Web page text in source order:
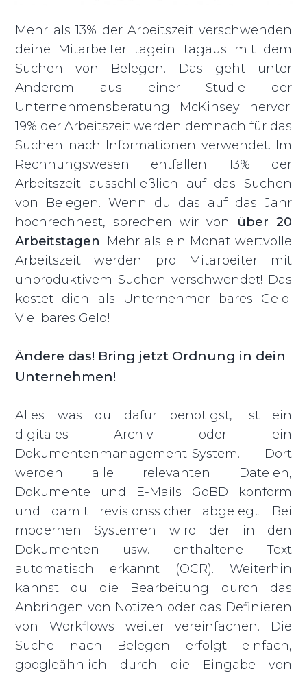
Mehr als 13% der Arbeitszeit verschwenden
deine Mitarbeiter tagein tagaus mit dem
Suchen von Belegen. Das geht unter
Anderem aus einer Studie der
Unternehmensberatung McKinsey hervor.
19% der Arbeitszeit werden demnach für das
Suchen nach Informationen verwendet. Im
Rechnungswesen entfallen 13% der
Arbeitszeit ausschließlich auf das Suchen
von Belegen. Wenn du das auf das Jahr
hochrechnest, sprechen wir von über 20
Arbeitstagen! Mehr als ein Monat wertvolle
Arbeitszeit werden pro Mitarbeiter mit
unproduktivem Suchen verschwendet! Das
kostet dich als Unternehmer bares Geld.
Viel bares Geld!
Ändere das! Bring jetzt Ordnung in dein
Unternehmen!
Alles was du dafür benötigst, ist ein
digitales Archiv oder ein
Dokumentenmanagement-System. Dort
werden alle relevanten Dateien,
Dokumente und E-Mails GoBD konform
und damit revisionssicher abgelegt. Bei
modernen Systemen wird der in den
Dokumenten usw. enthaltene Text
automatisch erkannt (OCR). Weiterhin
kannst du die Bearbeitung durch das
Anbringen von Notizen oder das Definieren
von Workflows weiter vereinfachen. Die
Suche nach Belegen erfolgt einfach,
googleähnlich durch die Eingabe von